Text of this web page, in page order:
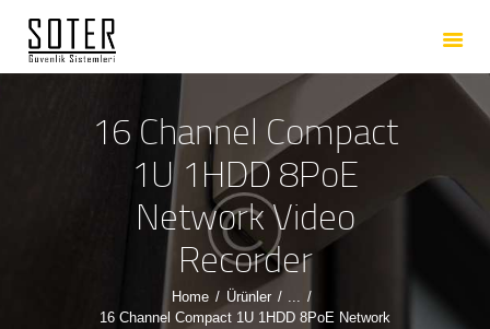
16 Channel Compact
1U 1HDD 8PoE
Network Video
Recorder
Home Ürünler
...
16 Channel Compact 1U 1HDD 8PoE Network
ANASAYFA
HAKKIMIZDA
HIZMETLERIMIZ
ÜRÜNLERIMIZ
REFERANSLARIMIZ
İLETIŞIM